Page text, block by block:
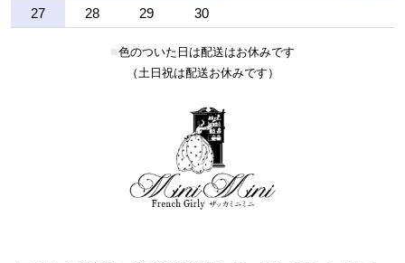
27
28 29 30
■色のついた日は配送はお休みです
（土日祝は配送お休みです）